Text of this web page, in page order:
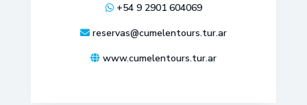
+54 9 2901 604069
reservas@cumelentours.tur.ar
www.cumelentours.tur.ar